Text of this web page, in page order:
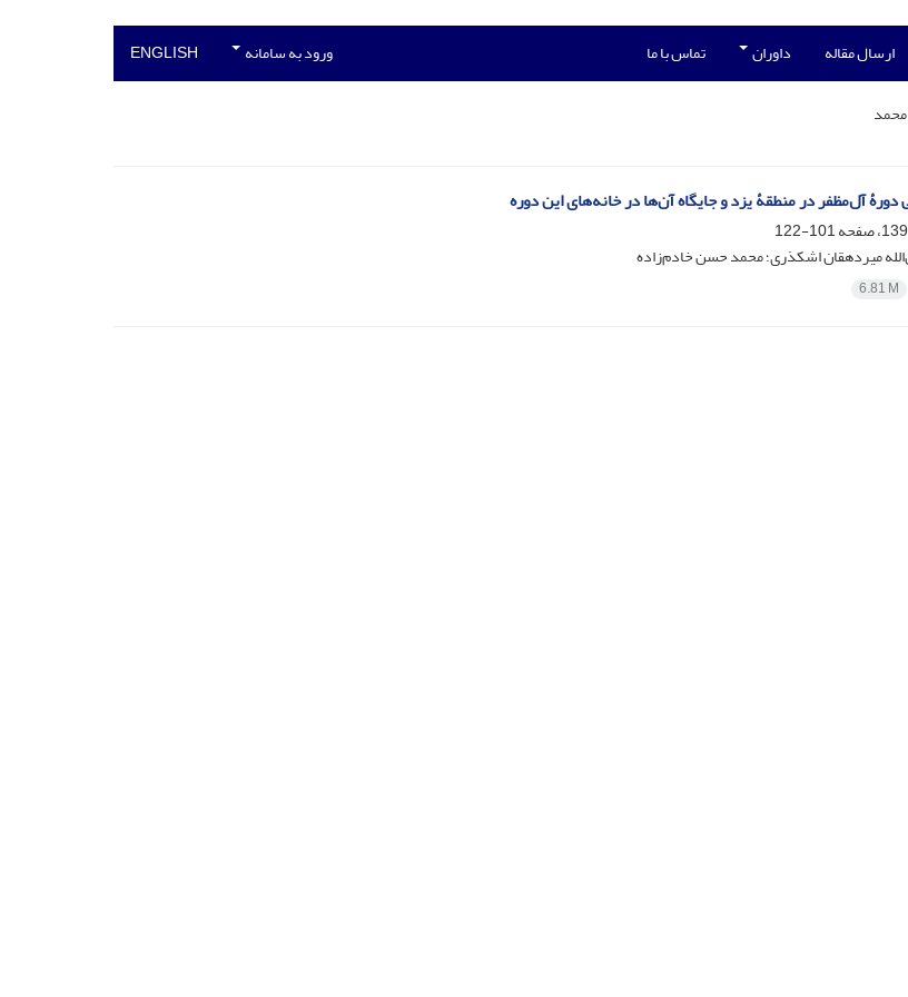
ارسال مقاله داوران تماس با ما ورود به سامانه ENGLISH
محمد
آل‌مظفر در منطقۀ یزد و جایگاه آن‌ها در خانه‌های این دوره
101-122
میردهقان اشکذری؛ محمد حسن خادم‌زاده
6.81 M